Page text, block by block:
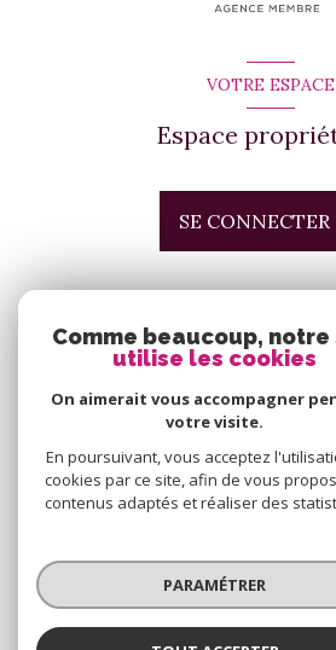
VOTRE ESPACE
Espace
SE CONNECTER
Nous
© 2026 | Tous droits
Nos honoraires
Nos partenaires
Comme beaucoup, notre
utilise les cookies
On aimerait vous accompagner
votre visite.
En poursuivant, vous acceptez
cookies par ce site, afin de vous
contenus adaptés et réaliser des
PARAMÉTRER